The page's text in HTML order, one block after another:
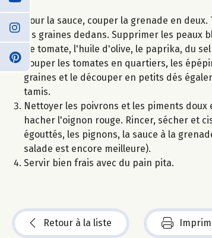
Pour la sauce, couper la grenade en
les graines dedans. Supprimer les
de tomate, l'huile d'olive, le paprika, du
Couper les tomates en quartiers, les
graines et le découper en petits dés
tamis.
Nettoyer les poivrons et les piments
hacher l'oignon rouge. Rincer, sécher et
égouttés, les pignons, la sauce à la
salade est encore meilleure).
Servir bien frais avec du pain pita.
Retour à la liste